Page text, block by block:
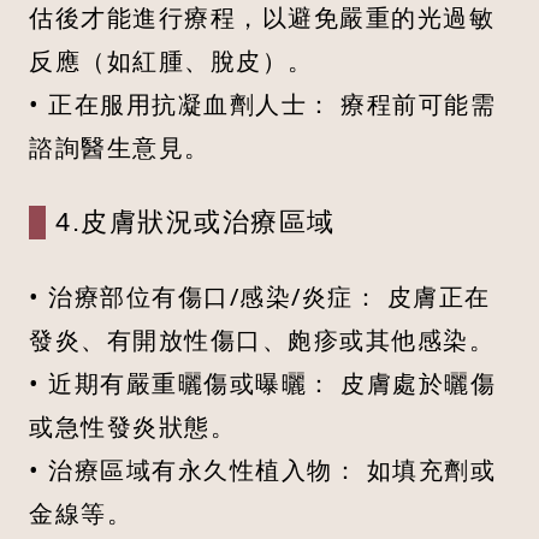
估後才能進行療程，以避免嚴重的光過敏
反應（如紅腫、脫皮）。
• 正在服用抗凝血劑人士： 療程前可能需
諮詢醫生意見。
4.皮膚狀況或治療區域
• 治療部位有傷口/感染/炎症： 皮膚正在
發炎、有開放性傷口、皰疹或其他感染。
• 近期有嚴重曬傷或曝曬： 皮膚處於曬傷
或急性發炎狀態。
• 治療區域有永久性植入物： 如填充劑或
金線等。